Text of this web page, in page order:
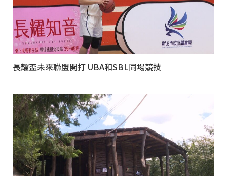
長耀盃未來聯盟開打 UBA和SBL同場競技